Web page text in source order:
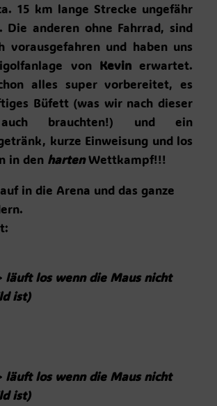
15 km lange Strecke ungefähr
Die anderen ohne Fahrrad, sind
vorausgefahren und haben uns
von Kevinerwartet.
alles super vorbereitet, es
Büfett (was wir nach dieser
brauchten!) und ein
kurze Einweisung und los
in den hartenWettkampf!!!
in die Arena und das ganze
läuft los wenn die Maus nicht
ist)
läuft los wenn die Maus nicht
ist)